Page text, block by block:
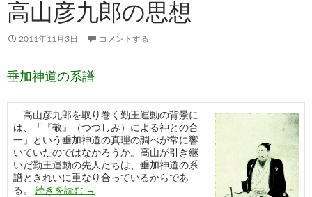
高山彦九郎の思想
2011年11月3日 コメントする
垂加神道の系譜
高山彦九郎を取り巻く勤王運動の背景に
は、「『敬』（つつしみ）による神との合
一」という垂加神道の真理の調べが常に響
いていたのではなかろうか。高山が引き継
いだ勤王運動の先人たちは、垂加神道の系
譜ときれいに重なり合っているからであ
る。 続きを読む 高山彦九郎の思想
→